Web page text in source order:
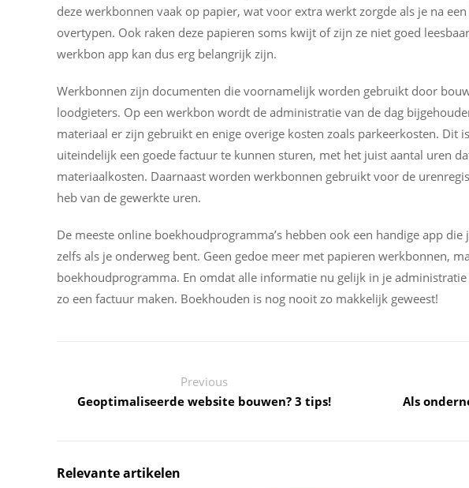
deze werkbonnen vaak op papier, wat voor extra werkt zorgde als je na
overtypen. Ook raken deze papieren soms kwijt of zijn ze niet goed
werkbon app kan dus erg belangrijk zijn.
Werkbonnen zijn documenten die voornamelijk worden gebruikt door
loodgieters. Op een werkbon wordt de administratie van de dag
materiaal er zijn gebruikt en enige overige kosten zoals parkeerkosten. Dit
uiteindelijk een goede factuur te kunnen sturen, met het juist aantal uren
materiaalkosten. Daarnaast worden werkbonnen gebruikt voor de
heb van de gewerkte uren.
De meeste online boekhoudprogramma’s hebben ook een handige app
zelfs als je onderweg bent. Geen gedoe meer met papieren werkbonnen,
boekhoudprogramma. En omdat alle informatie nu gelijk in je
zo een factuur maken. Boekhouden is nog nooit zo makkelijk geweest!
Previous
Geoptimaliseerde website bouwen? 3 tips!
Als
Relevante artikelen